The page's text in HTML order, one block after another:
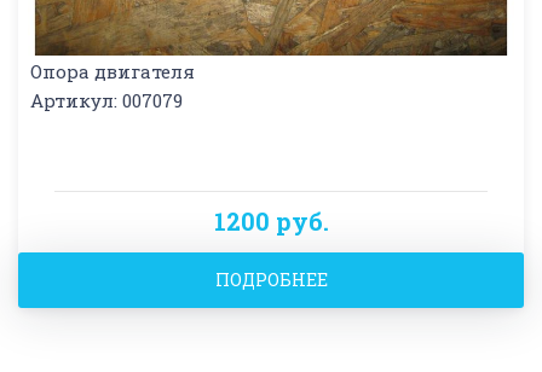
Опора двигателя
Артикул: 007079
1200 руб.
ПОДРОБНЕЕ